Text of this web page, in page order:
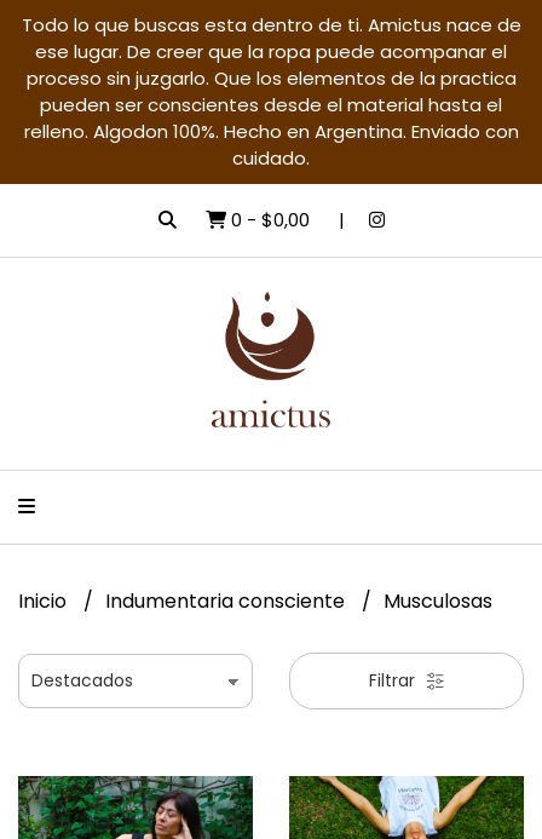
Todo lo que buscas esta dentro de ti. Amictus nace de
ese lugar. De creer que la ropa puede acompanar el
proceso sin juzgarlo. Que los elementos de la practica
pueden ser conscientes desde el material hasta el
relleno. Algodon 100%. Hecho en Argentina. Enviado con
cuidado.
0 - $0,00
Inicio Indumentaria consciente Musculosas
Filtrar